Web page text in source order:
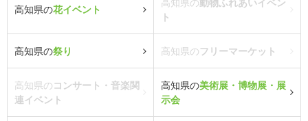
高知県の花イベント
ト
高知県の祭り 高知県のフリーマーケット
高知県のコンサート・音楽関
連イベント
高知県の美術展・博物展・展
示会